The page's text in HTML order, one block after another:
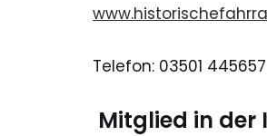
Telefon: 03501 445657
Mitglied in der